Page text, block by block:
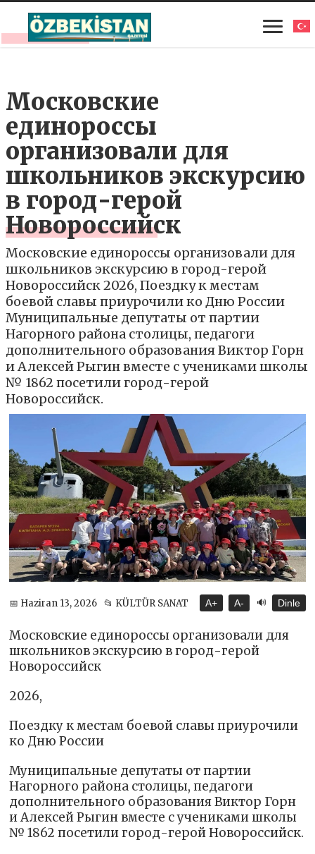
Московские
единороссы
организовали для
школьников экскурсию
в город-герой
Новороссийск
Московские единороссы организовали для
школьников экскурсию в город-герой
Новороссийск 2026, Поездку к местам
боевой славы приурочили ко Дню России
Муниципальные депутаты от партии
Нагорного района столицы, педагоги
дополнительного образования Виктор Горн
и Алексей Рыгин вместе с учениками школы
№ 1862 посетили город-герой
Новороссийск.
📅 Haziran 13, 2026 📂 KÜLTÜR SANAT A+ A- 🔊 Dinle
Московские единороссы организовали для
школьников экскурсию в город-герой
Новороссийск
2026,
Поездку к местам боевой славы приурочили
ко Дню России
Муниципальные депутаты от партии
Нагорного района столицы, педагоги
дополнительного образования Виктор Горн
и Алексей Рыгин вместе с учениками школы
№ 1862 посетили город-герой Новороссийск.